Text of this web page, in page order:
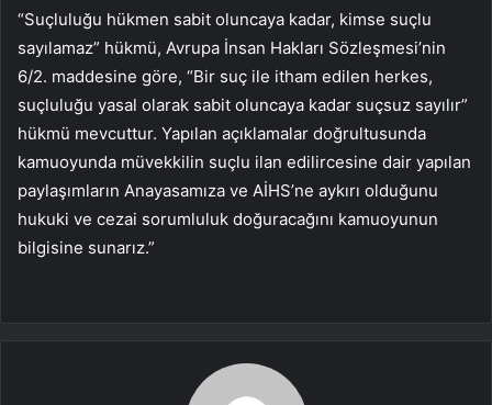
“Suçluluğu hükmen sabit oluncaya kadar, kimse suçlu
sayılamaz” hükmü, Avrupa İnsan Hakları Sözleşmesi’nin
6/2. maddesine göre, “Bir suç ile itham edilen herkes,
suçluluğu yasal olarak sabit oluncaya kadar suçsuz sayılır”
hükmü mevcuttur. Yapılan açıklamalar doğrultusunda
kamuoyunda müvekkilin suçlu ilan edilircesine dair yapılan
paylaşımların Anayasamıza ve AİHS’ne aykırı olduğunu
hukuki ve cezai sorumluluk doğuracağını kamuoyunun
bilgisine sunarız.”